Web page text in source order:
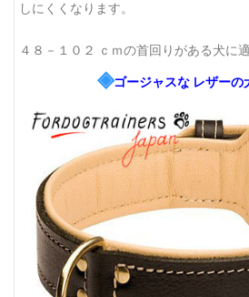
しにくくなります。
４８－１０２ ｃｍの首回りがある犬に
◈ゴージャスな レザーの